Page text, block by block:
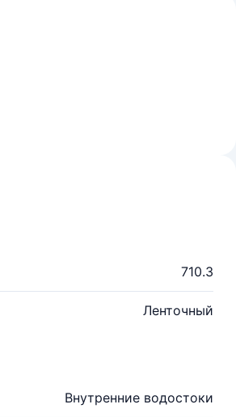
710.3
Ленточный
Внутренние водостоки